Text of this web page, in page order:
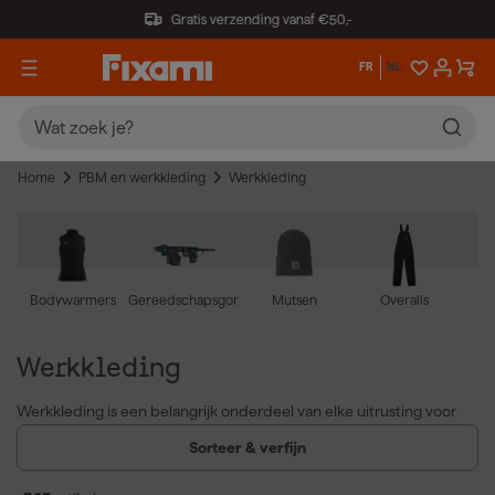
Gratis verzending vanaf €50,-
FR NL
Home PBM en werkkleding Werkkleding
Bodywarmers Gereedschapsgordels Mutsen Overalls
Werkkleding
Werkkleding is een belangrijk onderdeel van elke uitrusting voor
vakmensen die dagelijks fysiek werk verrichten. Van werkbroeken
tot thermokleding en van werkjassen tot bodywarmers: goede
Sorteer & verfijn